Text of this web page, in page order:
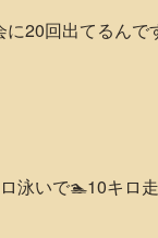
に20回出てるんで
泳いで🏊10キロ